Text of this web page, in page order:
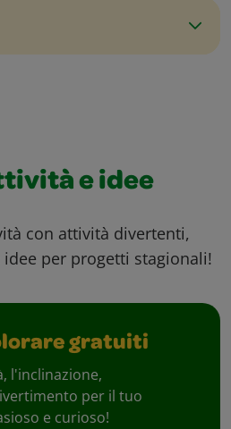
e idee
con attività divertenti,
per progetti stagionali!
gratuiti
l'inclinazione,
per il tuo
e curioso!